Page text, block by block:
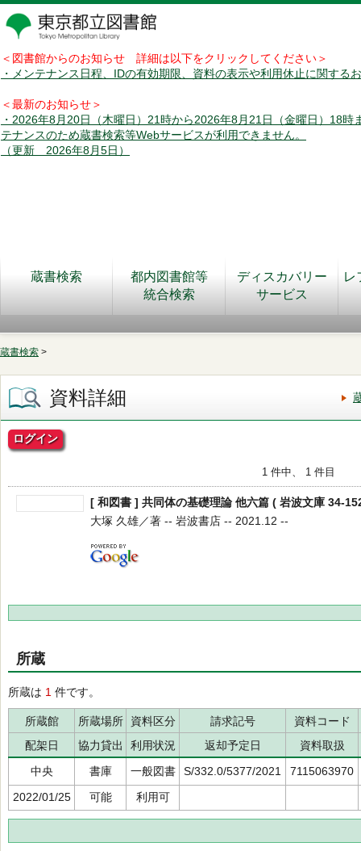
＜図書館からのお知らせ 詳細は以下をクリックしてください＞
・メンテナンス日程、IDの有効期限、資料の表示や利用休止に関する
＜最新のお知らせ＞
・2026年8月20日（木曜日）21時から2026年8月21日（金曜日）18時
テナンスのため蔵書検索等Webサービスが利用できません。
（更新 2026年8月5日）
蔵書検索
都内図書館等
統合検索
ディスカバリー
サービス
レ
蔵書検索 >
資料詳細
ログイン
1 件中、 1 件目
[ 和図書 ] 共同体の基礎理論 他六篇 ( 岩波文庫 34-
大塚 久雄／著 -- 岩波書店 -- 2021.12 --
所蔵
所蔵は 1 件です。
所蔵館 所蔵場所 資料区分 請求記号
資料コード
配架日
協力貸出 利用状況 返却予定日
資料取扱
中央
書庫 一般図書 S/332.0/5377/2021
7115063970
2022/01/25
可能 利用可